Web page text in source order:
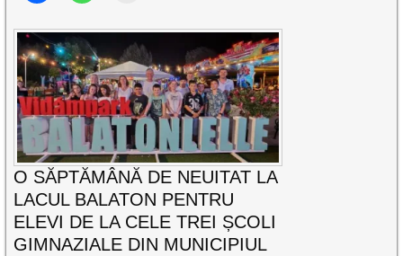
O SĂPTĂMÂNĂ DE NEUITAT LA
LACUL BALATON PENTRU
ELEVI DE LA CELE TREI ȘCOLI
GIMNAZIALE DIN MUNICIPIUL